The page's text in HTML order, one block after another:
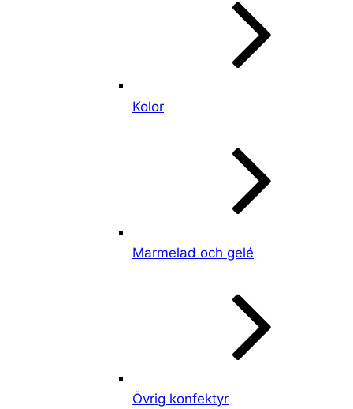
Kolor
Marmelad och gelé
Övrig konfektyr